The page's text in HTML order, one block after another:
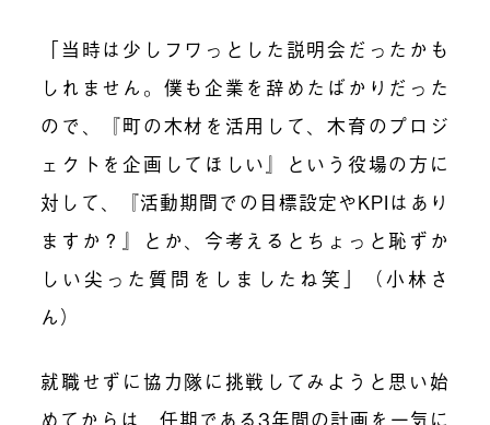
「当時は少しフワっとした説明会だったかも
しれません。僕も企業を辞めたばかりだった
ので、『町の木材を活用して、木育のプロジ
ェクトを企画してほしい』という役場の方に
対して、
『活動期間での目標設定やKPIはあり
ますか？』
とか、今考えるとちょっと恥ずか
しい尖った質問をしましたね笑」（小林さ
ん）
就職せずに協力隊に挑戦してみようと思い始
めてからは、 任期である3年間の計画を一気に